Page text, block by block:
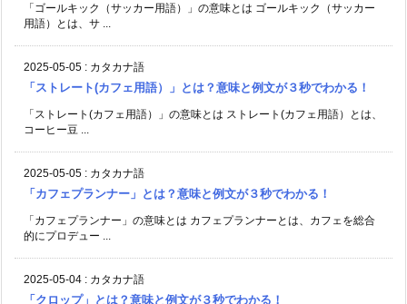
「ゴールキック（サッカー用語）」の意味とは ゴールキック（サッカー
用語）とは、サ ...
2025-05-05 : カタカナ語
「ストレート(カフェ用語）」とは？意味と例文が３秒でわかる！
「ストレート(カフェ用語）」の意味とは ストレート(カフェ用語）とは、
コーヒー豆 ...
2025-05-05 : カタカナ語
「カフェプランナー」とは？意味と例文が３秒でわかる！
「カフェプランナー」の意味とは カフェプランナーとは、カフェを総合
的にプロデュー ...
2025-05-04 : カタカナ語
「クロップ」とは？意味と例文が３秒でわかる！